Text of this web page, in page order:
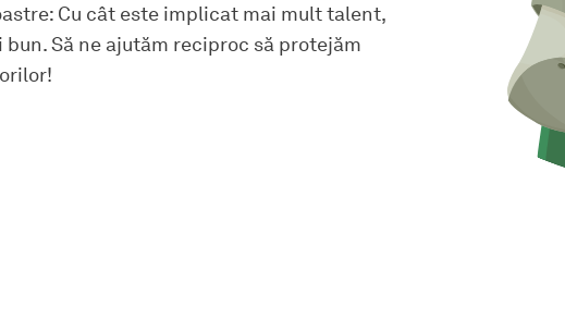
Cu cât este implicat mai mult talent,
Să ne ajutăm reciproc să protejăm